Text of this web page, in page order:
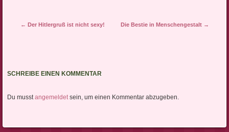
Artikel-Navigation
← Der Hitlergruß ist nicht sexy! Die Bestie in Menschengestalt →
SCHREIBE EINEN KOMMENTAR
Du musstangemeldetsein, um einen Kommentar abzugeben.